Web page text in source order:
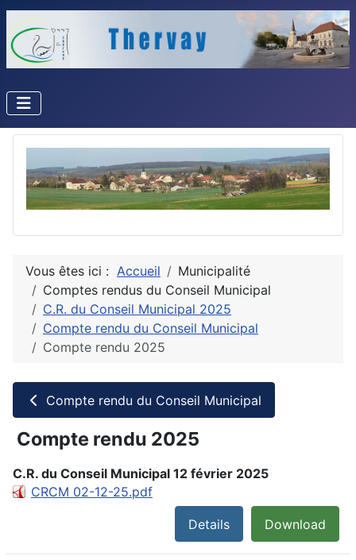
Vous êtes ici : Accueil
Municipalité
Comptes rendus du Conseil Municipal
C.R. du Conseil Municipal 2025
Compte rendu du Conseil Municipal
Compte rendu 2025
Compte rendu du Conseil Municipal
Compte rendu 2025
C.R. du Conseil Municipal 12 février 2025
CRCM 02-12-25.pdf
Download
Details